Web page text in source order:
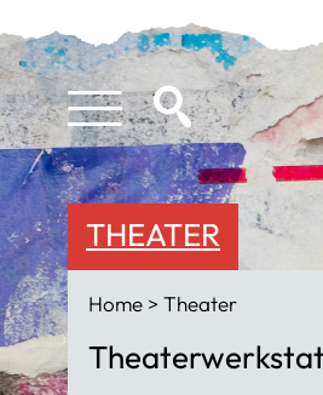
THEATER
Home Theater